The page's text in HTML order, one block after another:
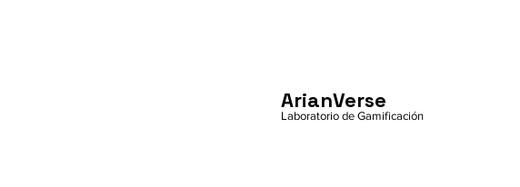
ArianVerse
Laboratorio de Gamificación